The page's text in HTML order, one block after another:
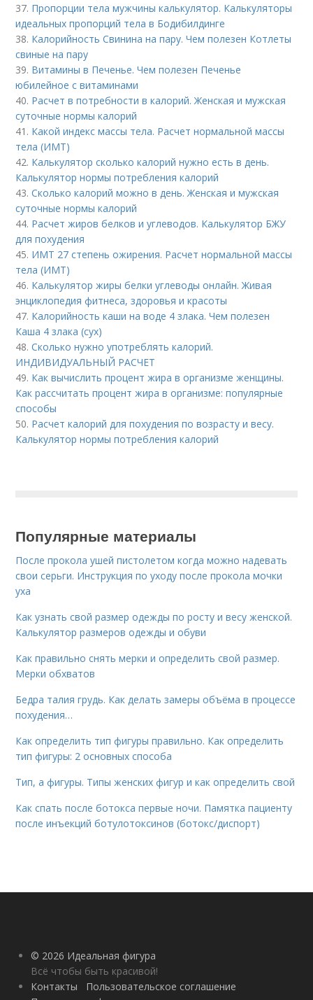
37. Пропорции тела мужчины калькулятор. Калькуляторы
идеальных пропорций тела в Бодибилдинге
38. Калорийность Свинина на пару. Чем полезен Котлеты
свиные на пару
39. Витамины в Печенье. Чем полезен Печенье
юбилейное с витаминами
40. Расчет в потребности в калорий. Женская и мужская
суточные нормы калорий
41. Какой индекс массы тела. Расчет нормальной массы
тела (ИМТ)
42. Калькулятор сколько калорий нужно есть в день.
Калькулятор нормы потребления калорий
43.Сколько калорий можно в день. Женская и мужская
суточные нормы калорий
44. Расчет жиров белков и углеводов. Калькулятор БЖУ
для похудения
45. ИМТ 27 степень ожирения. Расчет нормальной массы
тела (ИМТ)
46. Калькулятор жиры белки углеводы онлайн. Живая
энциклопедия фитнеса, здоровья и красоты
47. Калорийность каши на воде 4 злака. Чем полезен
Каша 4 злака (сух)
48.Сколько нужно употреблять калорий.
ИНДИВИДУАЛЬНЫЙ РАСЧЕТ
49. Как вычислить процент жира в организме женщины.
Как рассчитать процент жира в организме: популярные
способы
50. Расчет калорий для похудения по возрасту и весу.
Калькулятор нормы потребления калорий
Популярные материалы
После прокола ушей пистолетом когда можно надевать
свои серьги. Инструкция по уходу после прокола мочки
уха
Как узнать свой размер одежды по росту и весу женской.
Калькулятор размеров одежды и обуви
Как правильно снять мерки и определить свой размер.
Мерки обхватов
Бедра талия грудь. Как делать замеры объёма в процессе
похудения…
Как определить тип фигуры правильно. Как определить
тип фигуры: 2 основных способа
Тип, а фигуры. Типы женских фигур и как определить свой
Как спать после ботокса первые ночи. Памятка пациенту
после инъекций ботулотоксинов (ботокс/диспорт)
© 2026 Идеальная фигура
Всё чтобы быть красивой!
Контакты
Пользовательское соглашение